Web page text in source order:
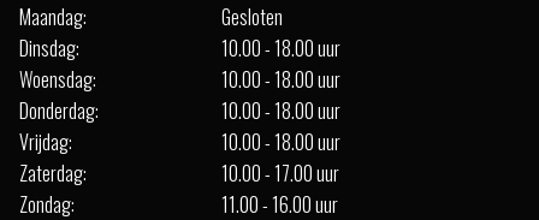
Maandag:
Gesloten
Dinsdag:
10.00 - 18.00 uur
Woensdag:
10.00 - 18.00 uur
Donderdag:
10.00 - 18.00 uur
Vrijdag:
10.00 - 18.00 uur
Zaterdag:
10.00 - 17.00 uur
Zondag:
11.00 - 16.00 uur